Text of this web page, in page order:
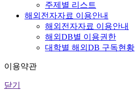
주제별 리스트
해외전자자료 이용안내
해외전자자료 이용안내
해외DB별 이용권한
대학별 해외DB 구독현황
이용약관
닫기